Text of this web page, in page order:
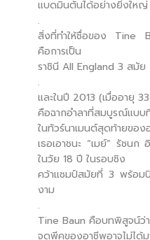
แบดมินตันได้อย่างยิ่งใหญ่
.
สิ่งที่ทำให้ชื่อของ Tine
คือการเป็น
ราชินี All England 3 สมั
.
และในปี 2013 (เมื่ออายุ
คือฉากอำลาที่สมบูรณ์แบบ
ในทัวร์นาเมนต์สุดท้ายของ
เธอเอาชนะ “เมย์” รัชน
ในวัย 18 ปี ในรอบชิง
คว้าแชมป์สมัยที่ 3 พร้อมปิ
งาม
.
Tine Baun คือบทพิสูจน์ว่า
จุดพีคของอาชีพอาจไม่ได้ม